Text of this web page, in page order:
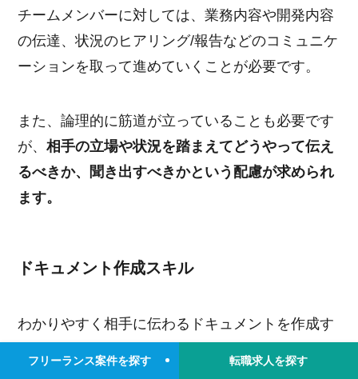
チームメンバーに対しては、業務内容や開発内容
の伝達、状況のヒアリング/報告などのコミュニケ
ーションを取って進めていくことが必要です。
また、論理的に筋道が立っていることも必要です
が、相手の立場や状況を踏まえてどうやって伝え
るべきか、聞き出すべきかという配慮が求められ
ます。
ドキュメント作成スキル
わかりやすく相手に伝わるドキュメントを作成す
フリーランス案件を探す 転職求人を探す